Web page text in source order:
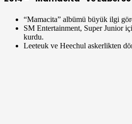
“Mamacita” albümü büyük ilgi
SM Entertainment, Super Junior
kurdu.
Leeteuk ve Heechul askerlikten